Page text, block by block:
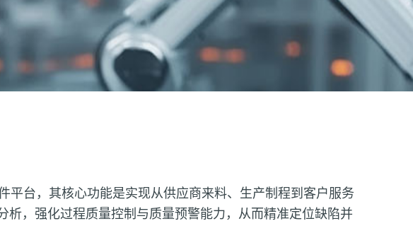
平台，其核心功能是实现从供应商来料、生产制程到客户服务
析，强化过程质量控制与质量预警能力，从而精准定位缺陷并